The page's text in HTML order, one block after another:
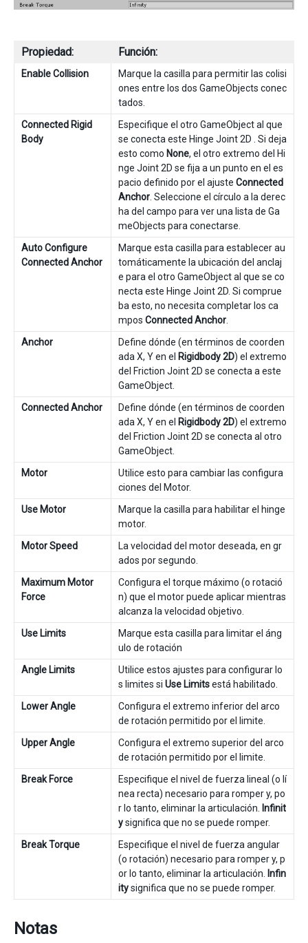
Propiedad: Función:
Enable Collision
Marque la casilla para permitir las colisi
ones entre los dos GameObjects conec
tados.
Connected Rigid
Body
Especifique el otro GameObject al que
se conecta este Hinge Joint 2D . Si deja
esto como None, el otro extremo del Hi
nge Joint 2D se fija a un punto en el es
pacio definido por el ajuste Connected
Anchor . Seleccione el círculo a la derec
ha del campo para ver una lista de Ga
meObjects para conectarse.
Auto Configure
Connected Anchor
Marque esta casilla para establecer au
tomáticamente la ubicación del anclaj
e para el otro GameObject al que se co
necta este Hinge Joint 2D. Si comprue
ba esto, no necesita completar los ca
mpos Connected Anchor
Anchor
Define dónde (en términos de coorden
ada X, Y en el Rigidbody 2D) el extremo
del Friction Joint 2D se conecta a este
GameObject.
Connected Anchor
Define dónde (en términos de coorden
ada X, Y en el Rigidbody 2D) el extremo
del Friction Joint 2D se conecta al otro
GameObject.
Motor
Utilice esto para cambiar las configura
ciones del Motor.
Use Motor
Marque la casilla para habilitar el hinge
motor.
Motor Speed
La velocidad del motor deseada, en gr
ados por segundo.
Maximum Motor
Force
Configura el torque máximo (o rotació
n) que el motor puede aplicar mientras
alcanza la velocidad objetivo.
Use Limits
Marque esta casilla para limitar el áng
ulo de rotación
Angle Limits
Utilice estos ajustes para configurar lo
s limites si Use Limitsestá habilitado.
Lower Angle
Configura el extremo inferior del arco
de rotación permitido por el limite.
Upper Angle
Configura el extremo superior del arco
de rotación permitido por el limite.
Break Force
Especifique el nivel de fuerza lineal (o lí
nea recta) necesario para romper y, po
r lo tanto, eliminar la articulación.
Infinit
ysignifica que no se puede romper.
Break Torque
Especifique el nivel de fuerza angular
(o rotación) necesario para romper y, p
or lo tanto, eliminar la articulación.
Infin
itysignifica que no se puede romper.
Notas